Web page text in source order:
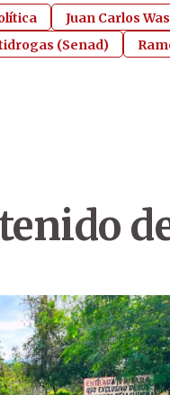
Juan Carlos
(Senad)